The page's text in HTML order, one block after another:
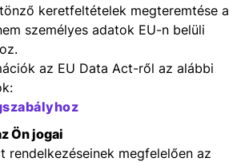
keretfeltételek megteremtése a
személyes adatok EU-n belüli
az EU Data Act-ről az alábbi
Ön jogai
rendelkezéseinek megfelelően az